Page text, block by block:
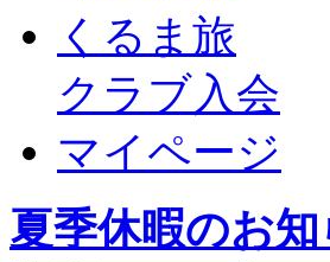
くるま旅
クラブ入会
マイページ
夏季休暇のお